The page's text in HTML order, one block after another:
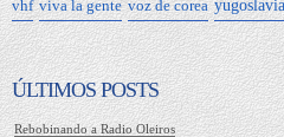
vhf viva la gente voz de corea yugoslavia
ÚLTIMOS POSTS
Rebobinando a Radio Oleiros